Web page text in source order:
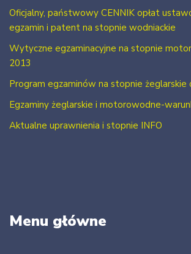
Oficjalny, państwowy CENNIK opłat
egzamin i patent na stopnie wodniackie
Wytyczne egzaminacyjne na stopnie
2013
Program egzaminów na stopnie żeglarskie
Egzaminy żeglarskie i motorowodne-
Aktualne uprawnienia i stopnie INFO
Menu główne